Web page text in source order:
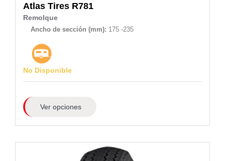
Atlas Tires R781
Remolque
Ancho de sección (mm): 175 -235
No Disponible
Ver opciones